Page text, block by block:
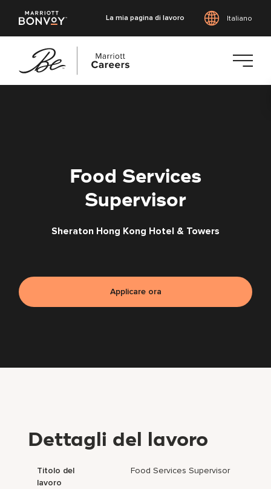
La mia pagina di lavoro Italiano
Food Services
Supervisor
Sheraton Hong Kong Hotel & Towers
Applicare ora
Dettagli del lavoro
Titolo del
lavoro
Food Services Supervisor